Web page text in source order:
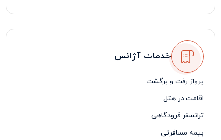
خدمات آژانس
پرواز رفت و برگشت
اقامت در هتل
ترانسفر فرودگاهی
بیمه مسافرتی